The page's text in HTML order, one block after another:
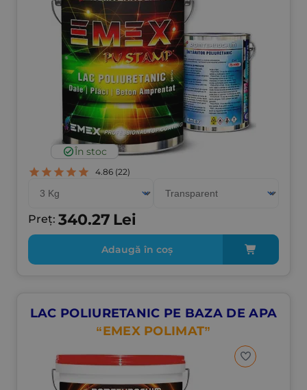
În stoc
4.86 (22)
Preț: 340.27 Lei
Adaugă în coș
LAC POLIURETANIC PE BAZA DE APA
“EMEX POLIMAT”